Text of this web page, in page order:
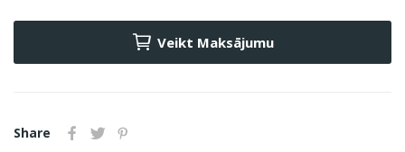
Veikt Maksājumu
Share